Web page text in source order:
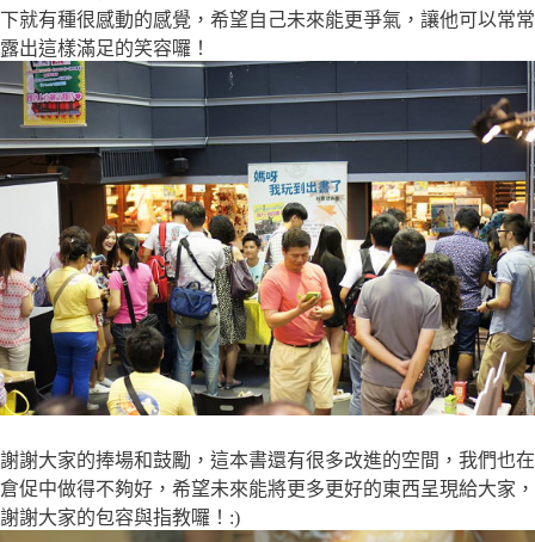
下就有種很感動的感覺，希望自己未來能更爭氣，讓他可以常常
露出這樣滿足的笑容囉！
謝謝大家的捧場和鼓勵，這本書還有很多改進的空間，我們也在
倉促中做得不夠好，希望未來能將更多更好的東西呈現給大家，
謝謝大家的包容與指教囉！:)